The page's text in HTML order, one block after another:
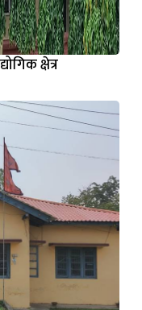
क्षेत्र